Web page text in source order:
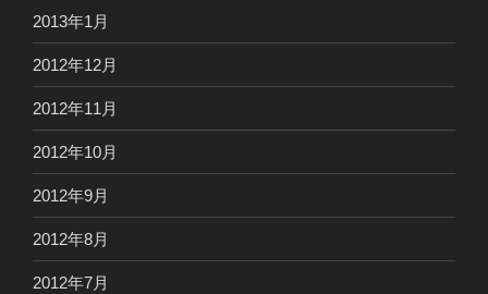
2013年1月
2012年12月
2012年11月
2012年10月
2012年9月
2012年8月
2012年7月